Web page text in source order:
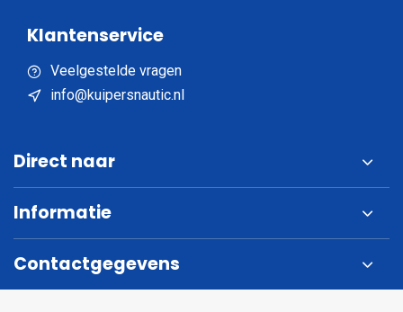
Klantenservice
Veelgestelde vragen
info@kuipersnautic.nl
Direct naar
Informatie
Contactgegevens